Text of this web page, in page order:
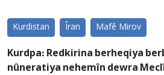
Kurdistan Îran Mafê Mirov
Kurdpa: Redkirina berheqiya
nûneratiya nehemîn dewra